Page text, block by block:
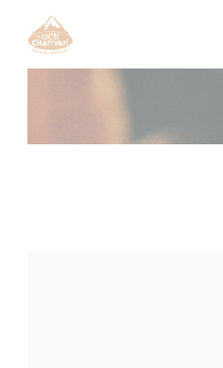
Personnalisation de vos choix en